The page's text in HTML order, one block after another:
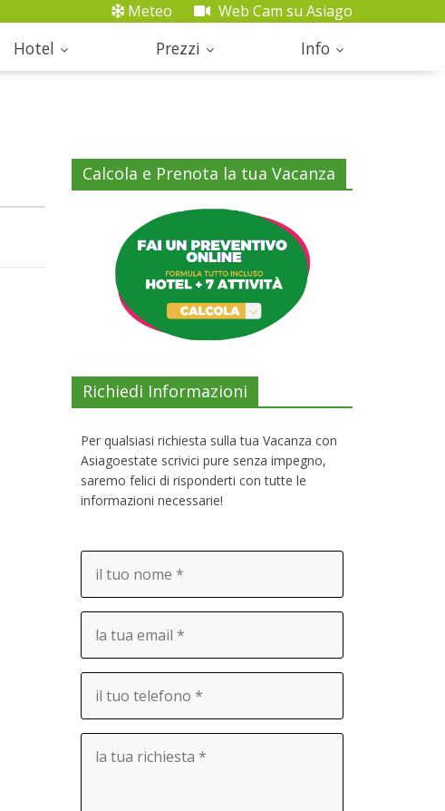
Meteo Web Cam su Asiago
Hotel Prezzi Info
Calcola e Prenota la tua Vacanza
Richiedi Informazioni
Per qualsiasi richiesta sulla tua Vacanza con
Asiagoestate scrivici pure senza impegno,
saremo felici di risponderti con tutte le
informazioni necessarie!